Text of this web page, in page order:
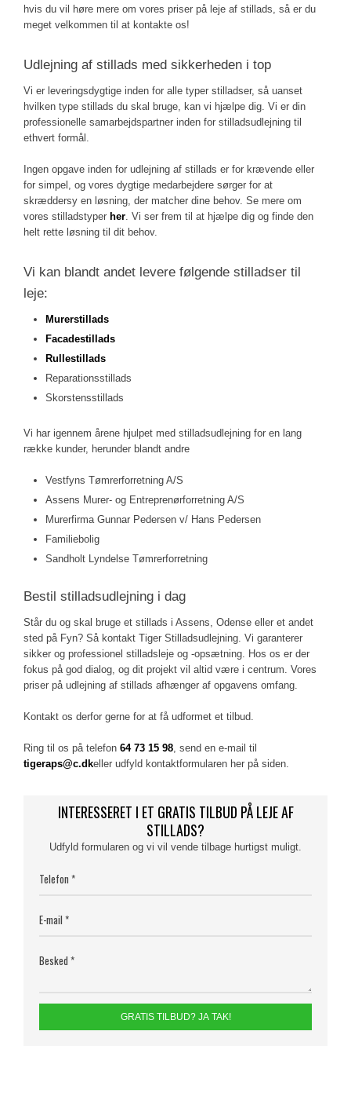
hvis du vil høre mere om vores priser på leje af stillads, så er du
meget velkommen til at kontakte os!
Udlejning af stillads med sikkerheden i top
Vi er leveringsdygtige inden for alle typer stilladser, så uanset
hvilken type stillads du skal bruge, kan vi hjælpe dig.​ Vi er din
professionelle samarbejdspartner inden for stilladsudlejning til
ethvert formål.
Ingen opgave inden for udlejning af stillads er for krævende eller
for simpel, og vores dygtige medarbejdere sørger for at
skræddersy en løsning, der matcher dine behov. Se mere om
vores stilladstyper her. Vi ser frem til at hjælpe dig og finde den
helt rette løsning til dit behov.​
Vi kan blandt andet levere følgende stilladser til
leje:
Murerstillads
Facadestillads
Rullestillads
​Reparationsstillads
​Skorstensstillads
Vi har igennem årene hjulpet med stilladsudlejning for en lang
række kunder, herunder blandt andre
​Vestfyns Tømrerforretning A/S
Assens Murer- og Entreprenørforretning A/S
Murerfirma Gunnar Pedersen v/ Hans Pedersen
Familiebolig
​Sandholt Lyndelse Tømrerforretning​
Bestil stilladsudlejning i dag
Står du og skal bruge et stillads i Assens, Odense eller et andet
sted på Fyn? Så kontakt Tiger Stilladsudlejning. Vi garanterer
sikker og professionel stilladsleje og -opsætning. Hos os er der
fokus på god dialog, og dit projekt vil altid være i centrum. Vores
priser på udlejning af stillads afhænger af opgavens omfang.
Kontakt os derfor gerne for at få udformet et tilbud.
Ring til os på telefon 64 73 15 98, send en e-mail til
tigeraps@c.dkeller udfyld kontaktformularen her på siden.
INTERESSERET I ET GRATIS TILBUD PÅ LEJE AF
STILLADS?
Udfyld formularen og vi vil vende tilbage hurtigst muligt.